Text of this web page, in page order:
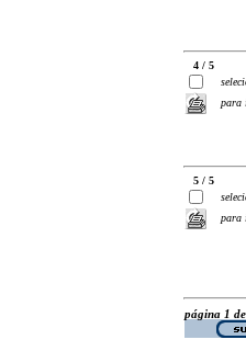
4 / 5
para
5 / 5
para
página 1